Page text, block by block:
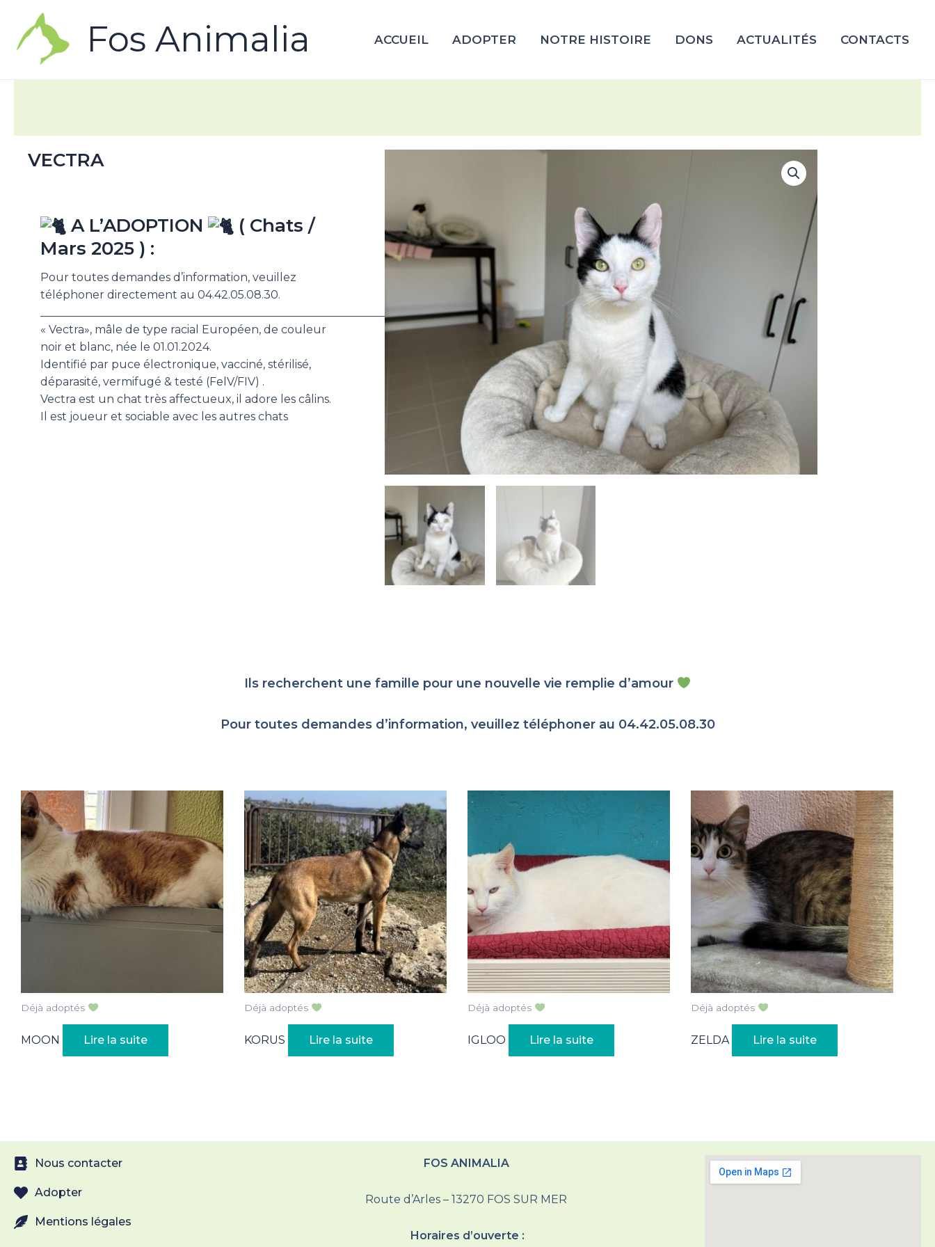
Fos Animalia ACCUEIL ADOPTER NOTRE HISTOIRE DONS ACTUALITÉS CONTACTS
VECTRA
A L’ADOPTION
( Chats /
Mars 2025 ) :
Pour toutes demandes d’information, veuillez
téléphoner directement au 04.42.05.08.30.
_______________________________________________________________________
« Vectra», mâle de type racial Européen, de couleur
noir et blanc, née le 01.01.2024.
Identifié par puce électronique, vacciné, stérilisé,
déparasité, vermifugé & testé (FelV/FIV) .
Vectra est un chat très affectueux, il adore les câlins.
Il est joueur et sociable avec les autres chats
Ils recherchent une famille pour une nouvelle vie remplie d’amour
Pour toutes demandes d’information, veuillez téléphoner au 04.42.05.08.30
Déjà adoptés
MOON Lire la suite
Déjà adoptés
KORUS Lire la suite
Déjà adoptés
IGLOO Lire la suite
Déjà adoptés
ZELDA Lire la suite
Nous contacter
Adopter
Mentions légales
FOS ANIMALIA
Route d’Arles – 13270 FOS SUR MER
Horaires d’ouverte :